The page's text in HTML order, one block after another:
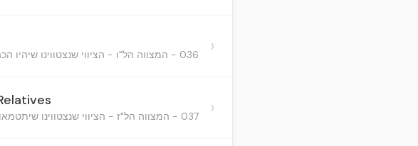
036 - המצווה הל"ו - הציווי שנצטווינו שיהיו הכהנים עובדים במשמרות ›
037 - המצווה הל"ז - הציווי שנצטווינו שיתטמאו הכהנים לקרובים הנזכרים בתורה ›